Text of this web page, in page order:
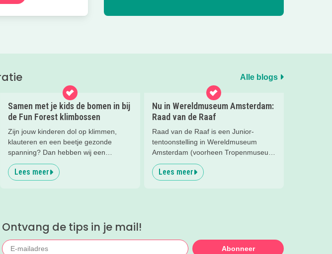
Alle blogs
Samen met je kids de bomen in bij
de Fun Forest klimbossen
Zijn jouw kinderen dol op klimmen,
klauteren en een beetje gezonde
spanning? Dan hebben wij een
superleuke tip! Wij gingen op avontuur
bij een klimbos van Fun Forest en heel
Lees meer
Nu in Wereldmuseum Amsterdam:
Raad van de Raaf
Raad van de Raaf is een Junior-
tentoonstelling in Wereldmuseum
Amsterdam (voorheen Tropenmuseum
Amsterdam). Wat dat precies is gaan
we ontdekken met onze
Lees meer
Ontvang de tips in je mail!
Abonneer